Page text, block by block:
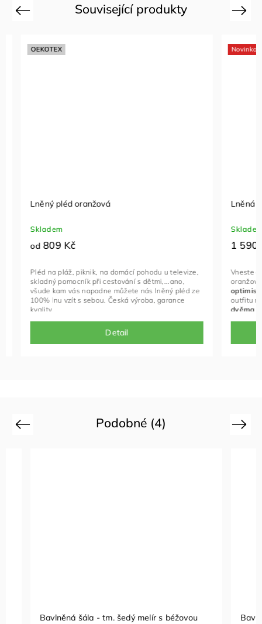
Související produkty
Previous
OEKOTEX
Lněný pléd oranžová
Skladem
od809 Kč
Detail
Pléd na pláž, piknik, na domácí pohodu u televize,
skladný pomocník při cestování s dětmi,...ano,
všude kam vás napadne můžete nás lněný pléd ze
100% lnu vzít s sebou. Česká výroba, garance
kvality.
Novinka
Lněná
Skladem
1 590
Vneste do
oranžové
outfitu
dvěma
Next
Podobné (4)
Previous
Bavlněná šála - tm. šedý melír s béžovou
Next